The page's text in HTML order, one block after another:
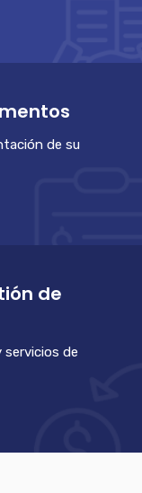
de su
de
servicios de